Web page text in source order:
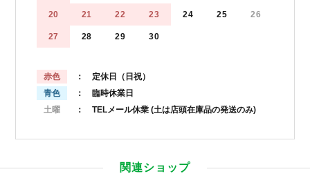
20 21 22 23 24 25 26
27 28 29 30
赤色
： 定休日（日祝）
青色
： 臨時休業日
土曜
： TELメール休業 (土は店頭在庫品の発送のみ)
関連ショップ